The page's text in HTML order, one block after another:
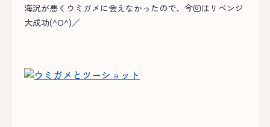
海況が悪くウミガメに会えなかったので、今回はリベンジ
大成功(^O^)／